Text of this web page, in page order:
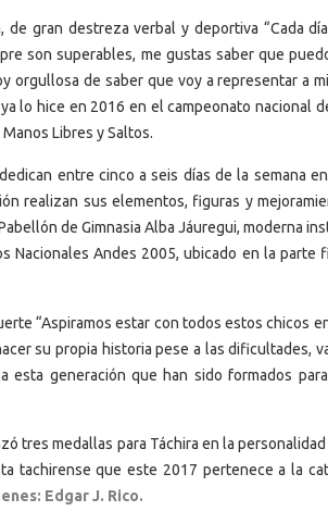
gran destreza verbal y deportiva “Cada
son superables, me gustas saber que
orgullosa de saber que voy a representar a
lo hice en 2016 en el campeonato nacional
Libres y Saltos.
entre cinco a seis días de la semana
realizan sus elementos, figuras y
de Gimnasia Alba Jáuregui, moderna
Andes 2005, ubicado en la parte
“Aspiramos estar con todos estos chicos
su propia historia pese a las dificultades,
generación que han sido formados
tres medallas para Táchira en la
tachirense que este 2017 pertenece a la
Edgar J. Rico.